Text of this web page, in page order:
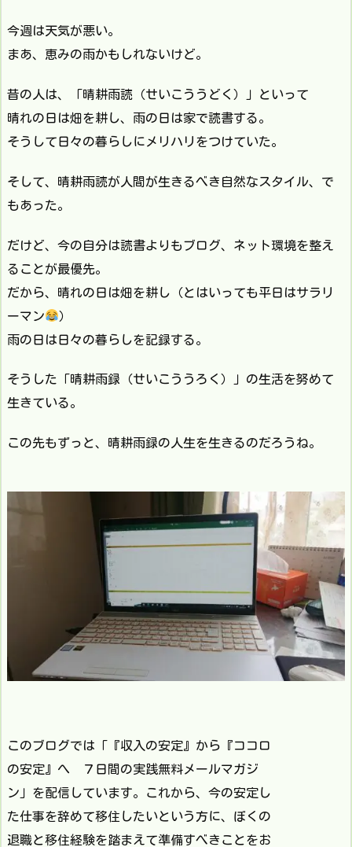
今週は天気が悪い。
まあ、恵みの雨かもしれないけど。
昔の人は、「晴耕雨読（せいこううどく）」といって
晴れの日は畑を耕し、雨の日は家で読書する。
そうして日々の暮らしにメリハリをつけていた。
そして、晴耕雨読が人間が生きるべき自然なスタイル、で
もあった。
だけど、今の自分は読書よりもブログ、ネット環境を整え
ることが最優先。
だから、晴れの日は畑を耕し（とはいっても平日はサラリ
ーマン
）
雨の日は日々の暮らしを記録する。
そうした「晴耕雨録（せいこううろく）」の生活を努めて
生きている。
この先もずっと、晴耕雨録の人生を生きるのだろうね。
このブログでは「『収入の安定』から『ココロ
の安定』へ ７日間の実践無料メールマガジ
ン」を配信しています。これから、今の安定し
た仕事を辞めて移住したいという方に、ぼくの
退職と移住経験を踏まえて準備すべきことをお